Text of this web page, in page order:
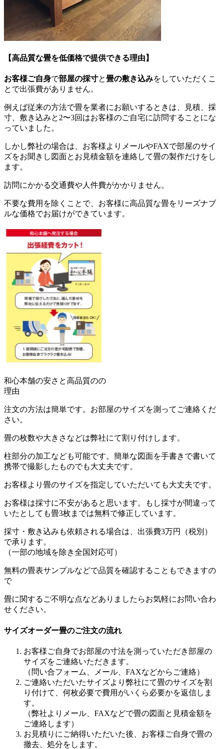
【高品質な畳を低価格で提供できる理由】
お客様ご自身で部屋の採寸と畳の敷き込みをしていただくこ
とで出張費がありません。
例えば従来の方法で畳を業者にお願いするときは、見積、採
寸、敷き込みと2〜3回はお客様のご自宅に訪問することにな
っていました。
しかし弊社の場合は、お客様よりメールやFAXで部屋のサイ
ズをお聞きし図面とお見積金額を連絡して畳の製作だけをし
ます。
訪問にかかる交通費や人件費がかかりません。
不要な費用を除くことで、お客様に高品質な畳をリーズナブ
ルな価格でお届けができています。
和心本舗の安さと高品質のの
理由
注文の方法は簡単です。お部屋のサイズを測ってご連絡くだ
さい。
畳の枚数や大きさなどは弊社にて割り付けします。
柱部分の加工なども可能です。簡単な図面を手書きで書いて
携帯で撮影したものでも大丈夫です。
お客様より畳のサイズを指定していただいても大丈夫です。
お客様は採寸に不安があると思います。もし採寸が間違って
いたとしても畳3枚までは無料で修正しています。
採寸・敷き込みも依頼される場合は、出張費3万円（税別）
で承ります。
（一部の地域を除き全国対応可）
無料の畳表サンプルなどで品質を確認することもできますの
で
畳に関するご不明な点などありましたらお気軽にお問い合わ
せください。
サイズオーダー畳のご注文の流れ
お客様ご自身でお部屋の寸法を測っていただき部屋の
サイズをご連絡いただきます。
（問い合フォーム、メール、FAXなどからご連絡）
ご連絡いただいたサイズより弊社にて畳のサイズを割
り付けて、何枚必要で費用がいくら必要かを返信しま
す。
（弊社よりメール、FAXなどで畳の図面と見積金額を
ご連絡します）
お見積りにご納得いただいた後、お客様ご自身で畳の
撤去、処分をします。